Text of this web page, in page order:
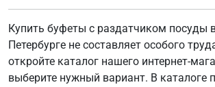
Купить буфеты с раздатчиком посуды
Петербурге не составляет особого
откройте каталог нашего интернет-
выберите нужный вариант. В каталоге